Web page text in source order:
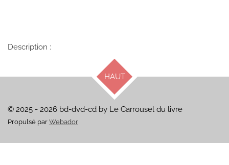
Description :
HAUT
© 2025 - 2026 bd-dvd-cd by Le Carrousel du livre
Propulsé par Webador